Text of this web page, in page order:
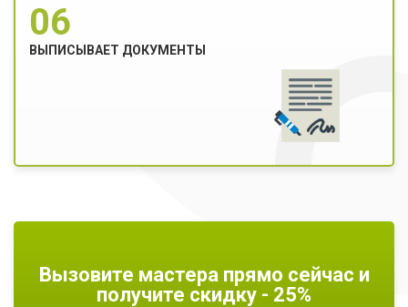
06
ВЫПИСЫВАЕТ ДОКУМЕНТЫ
Вызовите мастера прямо сейчас и
получите скидку - 25%